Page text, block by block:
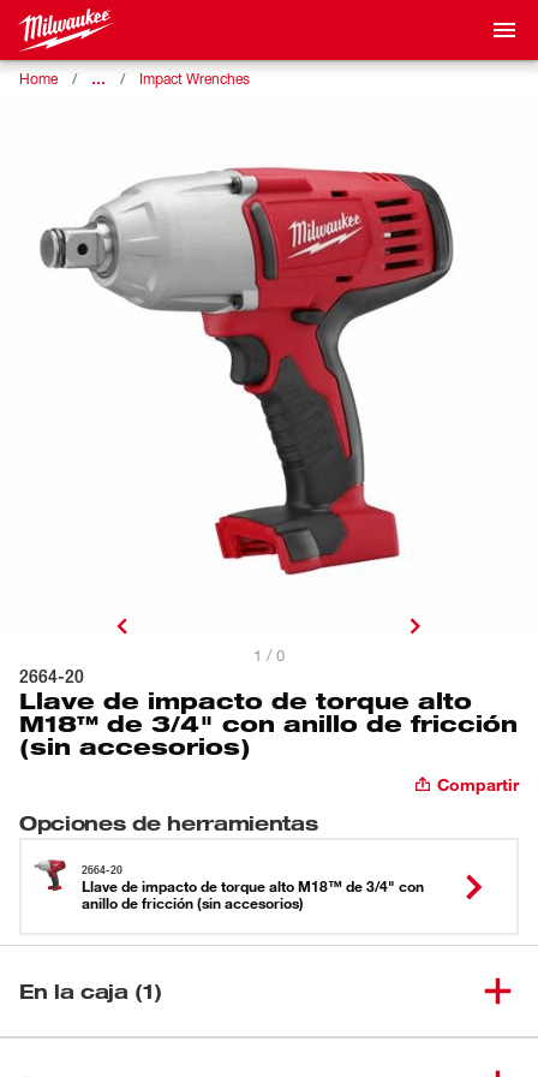
Home … Impact Wrenches
1 / 0
2664-20
Llave de impacto de torque alto
M18™ de 3/4" con anillo de fricción
(sin accesorios)
Compartir
Opciones de herramientas
2664-20
Llave de impacto de torque alto M18™ de 3/4" con
anillo de fricción (sin accesorios)
En la caja (1)